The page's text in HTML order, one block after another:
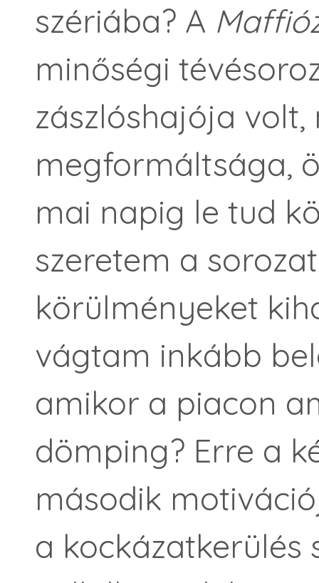
szériába? A
minőségi
zászlóshajója
megformáltsága,
mai napig le tud
szeretem a
körülményeket
vágtam inkább
amikor a piacon
dömping? Erre a
második
a kockázatkerülés